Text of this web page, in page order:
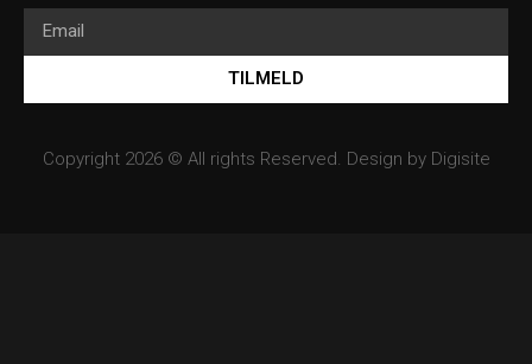
TILMELD
Copyright 2026 © All rights Reserved. Design by Digisite